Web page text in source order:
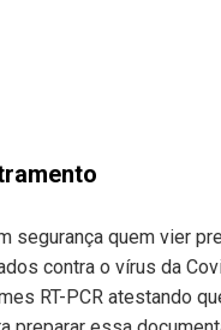
segurança quem vier
contra o vírus da
RT-PCR atestando